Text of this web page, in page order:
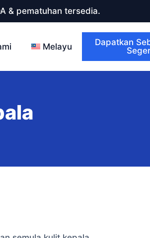
& pematuhan tersedia.
Melayu
Dapatkan